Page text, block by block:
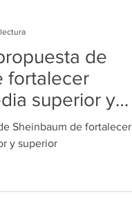
Huandacareo
de
fortalecer
superior y
Sheinbaum de fortalecer
y superior